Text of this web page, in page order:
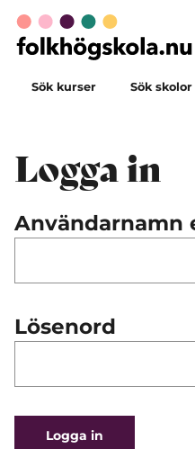
Sök kurser Sök skolor
Logga in
Användarnamn
Lösenord